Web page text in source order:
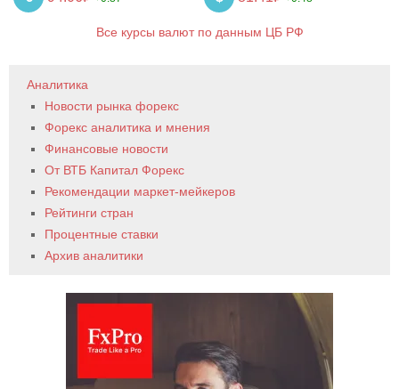
Все курсы валют по данным ЦБ РФ
Аналитика
Новости рынка форекс
Форекс аналитика и мнения
Финансовые новости
От ВТБ Капитал Форекс
Рекомендации маркет-мейкеров
Рейтинги стран
Процентные ставки
Архив аналитики